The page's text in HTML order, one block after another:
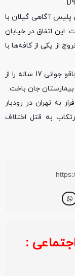
آگاهی گیلان با
این اتفاق در خیابان
5 جوان بعد از خروج از یکی از کافه‌ها با
شعبانی افزود: در این درگیری جوانی 18 ساله با چاقو جوانی 17 ساله را از
جان باخت.
به تهران در رودبار
به قتل اختلاف
: